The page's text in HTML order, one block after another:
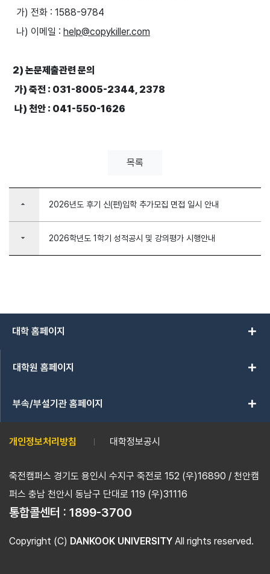
가) 전화 : 1588-9784
나) 이메일 : help@copykiller.com
2) 논문제출관련 문의
가) 죽전 : 031-8005-2344, 2378
나) 천안 : 041-550-1626
목록
arrow_drop_up 2026년도 후기 신(편)입학 추가모집 면접 일시 안내
arrow_drop_down 2026학년도 1학기 성적공시 및 강의평가 시행안내
대학 홈페이지 add
대학원 홈페이지 add
부속/부설기관 홈페이지 add
개인정보처리방침 대학정보공시
죽전캠퍼스 경기도 용인시 수지구 죽전로 152 (우)16890 / 천안캠
퍼스 충남 천안시 동남구 단대로 119 (우)31116
통합콜센터 : 1899-3700
Copyright (C) DANKOOK UNIVERSITY All rights reserved.